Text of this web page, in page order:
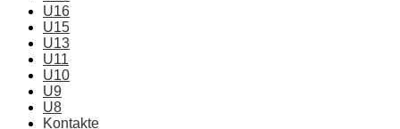
U16
U15
U13
U11
U10
U9
U8
Kontakte